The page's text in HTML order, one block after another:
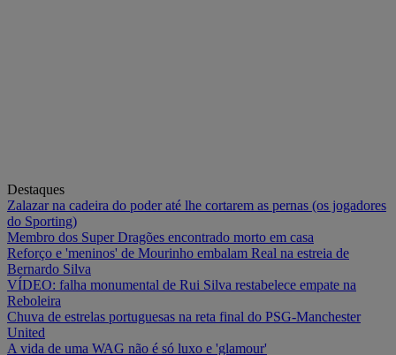
Destaques
Zalazar na cadeira do poder até lhe cortarem as pernas (os jogadores
do Sporting)
Membro dos Super Dragões encontrado morto em casa
Reforço e 'meninos' de Mourinho embalam Real na estreia de
Bernardo Silva
VÍDEO: falha monumental de Rui Silva restabelece empate na
Reboleira
Chuva de estrelas portuguesas na reta final do PSG-Manchester
United
A vida de uma WAG não é só luxo e 'glamour'